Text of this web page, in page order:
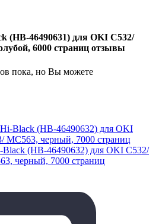
(HB-46490631) для OKI C532/
6000 страниц отзывы
пока, но Вы можете
(HB-46490632) для OKI C532/
черный, 7000 страниц